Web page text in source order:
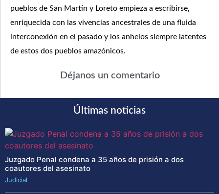
pueblos de San Martín y Loreto empieza a escribirse,
enriquecida con las vivencias ancestrales de una fluida
interconexión en el pasado y los anhelos siempre latentes
de estos dos pueblos amazónicos.
Déjanos un comentario
Últimas noticias
Juzgado Penal condena a 35 años de prisión a dos
coautores del asesinato
Judicial